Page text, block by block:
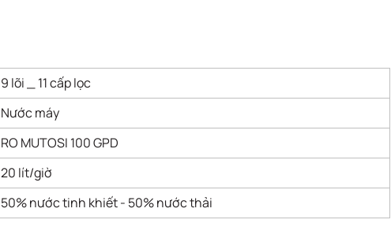
9 lõi _ 11 cấp lọc
Nước máy
RO MUTOSI 100 GPD
20 lít/giờ
50% nước tinh khiết - 50% nước thải